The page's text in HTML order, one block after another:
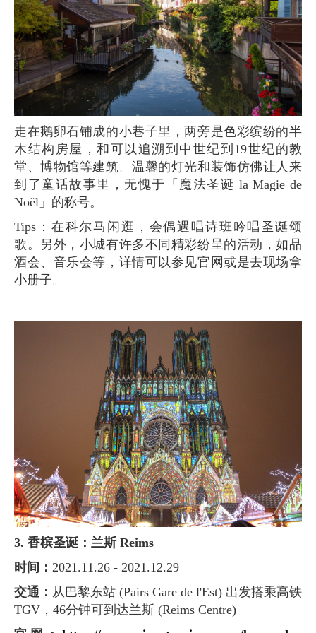
走在鹅卵石铺成的小巷子里，两旁是色彩缤纷的半
木结构房屋，和可以追溯到中世纪到19世纪的教
堂、博物馆等建筑。温馨的灯光和装饰仿佛让人来
到了童话故事里，无愧于「魔法圣诞 la Magie de
Noël」的称号。
Tips：在科尔马闲逛，会偶遇唱诗班吟唱圣诞颂
歌。另外，小城有许多不同精彩纷呈的活动，如品
酒会、音乐会等，详情可以参见官网或是去现场拿
小册子。
3. 香槟圣诞：兰斯 Reims
时间： 2021.11.26 - 2021.12.29
交通： 从巴黎东站 (Pairs Gare de l'Est) 出发搭乘高铁
TGV，46分钟可到达兰斯 (Reims Centre)